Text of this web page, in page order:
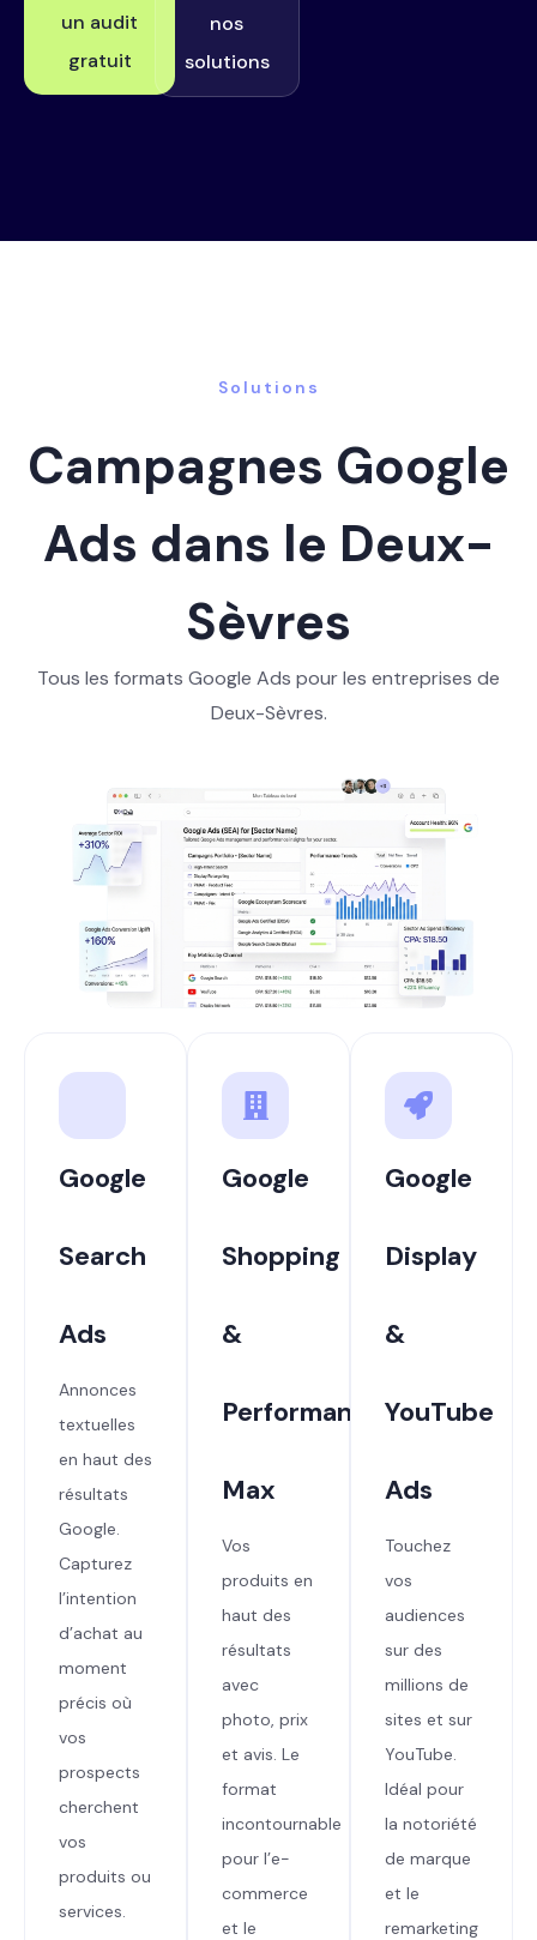
un audit
gratuit
nos
solutions
Solutions
Campagnes Google
Ads dans le Deux-
Sèvres
Tous les formats Google Ads pour les entreprises de
Deux-Sèvres.
Google
Search
Ads
Annonces
textuelles
en haut des
résultats
Google.
Capturez
l’intention
d’achat au
moment
précis où
vos
prospects
cherchent
vos
produits ou
services.
Google
Shopping
&
Performance
Max
Vos
produits en
haut des
résultats
avec
photo, prix
et avis. Le
format
incontournable
pour l’e-
commerce
et le
Google
Display
&
YouTube
Ads
Touchez
vos
audiences
sur des
millions de
sites et sur
YouTube.
Idéal pour
la notoriété
de marque
et le
remarketing